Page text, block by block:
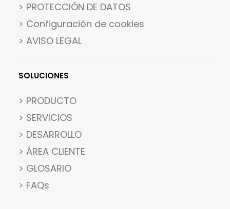
> PROTECCIÓN DE DATOS
> Configuración de cookies
> AVISO LEGAL
SOLUCIONES
> PRODUCTO
> SERVICIOS
> DESARROLLO
> ÁREA CLIENTE
> GLOSARIO
> FAQs